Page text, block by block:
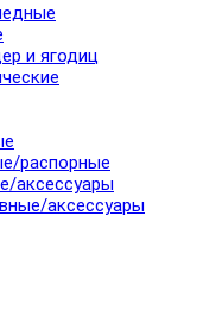
и ягодиц
распорные
аксессуары
аксессуары